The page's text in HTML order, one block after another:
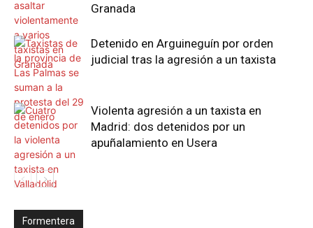
Granada
Detenido en Arguineguín por orden
judicial tras la agresión a un taxista
Violenta agresión a un taxista en
Madrid: dos detenidos por un
apuñalamiento en Usera
Formentera